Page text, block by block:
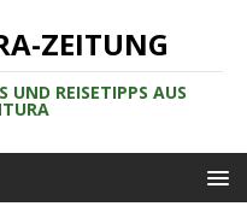
ZEITUNG
UND REISETIPPS AUS